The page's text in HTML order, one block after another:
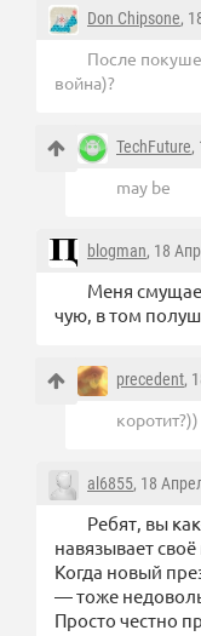
Don Chipsone,
После
война)?
TechFuture,
may be
blogman, 18
Меня
чую, в том
precedent,
коротит?))
al6855, 18
Ребят, вы
навязывает
Когда новый
— тоже
Просто честно